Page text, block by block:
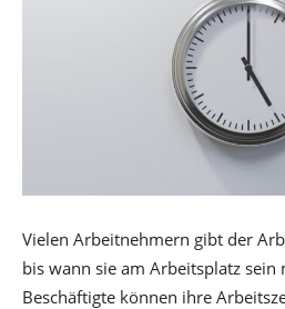
Vielen Arbeitnehmern gibt der
bis wann sie am Arbeitsplatz sein
Beschäftigte können ihre